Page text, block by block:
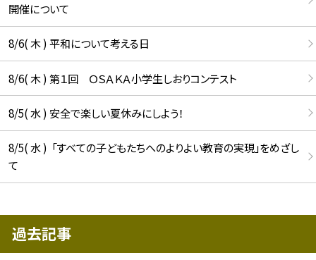
開催について
8/6( 木 ) 平和について考える日
8/6( 木 ) 第１回 ＯＳＡＫＡ小学生しおりコンテスト
8/5( 水 ) 安全で楽しい夏休みにしよう！
8/5( 水 ) 「すべての子どもたちへのよりよい教育の実現」をめざし
て
過去記事